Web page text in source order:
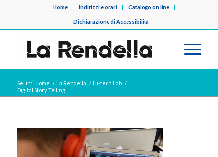
Home Indirizzi e orari Catalogo on line
Dichiarazione di Accessibilità
Sei in: Home / La Rendella / Hi-tech Lab /
Digital Story Telling